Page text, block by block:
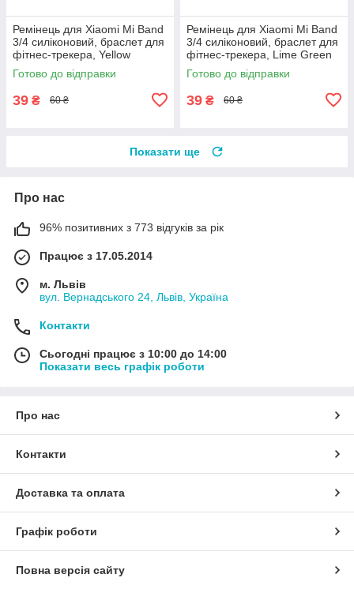
Ремінець для Xiaomi Mi Band
3/4 силіконовий, браслет для
фітнес-трекера, Yellow
Готово до відправки
39 ₴ 60 ₴
Ремінець для Xiaomi Mi Band
3/4 силіконовий, браслет для
фітнес-трекера, Lime Green
Готово до відправки
39 ₴ 60 ₴
Показати ще
Про нас
96% позитивних з 773 відгуків за рік
Працює з 17.05.2014
м. Львів
вул. Вернадського 24, Львів, Україна
Контакти
Сьогодні працює з 10:00 до 14:00
Показати весь графік роботи
Про нас
Контакти
Доставка та оплата
Графік роботи
Повна версія сайту